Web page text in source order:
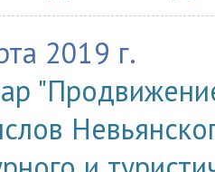
2019 г.